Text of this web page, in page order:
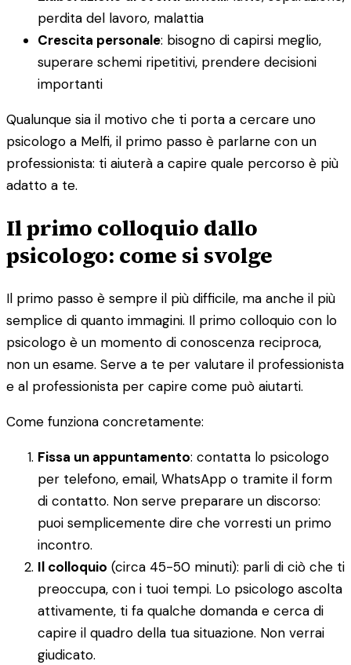
perdita del lavoro, malattia
Crescita personale: bisogno di capirsi meglio,
superare schemi ripetitivi, prendere decisioni
importanti
Qualunque sia il motivo che ti porta a cercare uno
psicologo a Melfi, il primo passo è parlarne con un
professionista: ti aiuterà a capire quale percorso è più
adatto a te.
Il primo colloquio dallo
psicologo: come si svolge
Il primo passo è sempre il più difficile, ma anche il più
semplice di quanto immagini. Il primo colloquio con lo
psicologo è un momento di conoscenza reciproca,
non un esame. Serve a te per valutare il professionista
e al professionista per capire come può aiutarti.
Come funziona concretamente:
Fissa un appuntamento: contatta lo psicologo
per telefono, email, WhatsApp o tramite il form
di contatto. Non serve preparare un discorso:
puoi semplicemente dire che vorresti un primo
incontro.
Il colloquio (circa 45-50 minuti): parli di ciò che ti
preoccupa, con i tuoi tempi. Lo psicologo ascolta
attivamente, ti fa qualche domanda e cerca di
capire il quadro della tua situazione. Non verrai
giudicato.